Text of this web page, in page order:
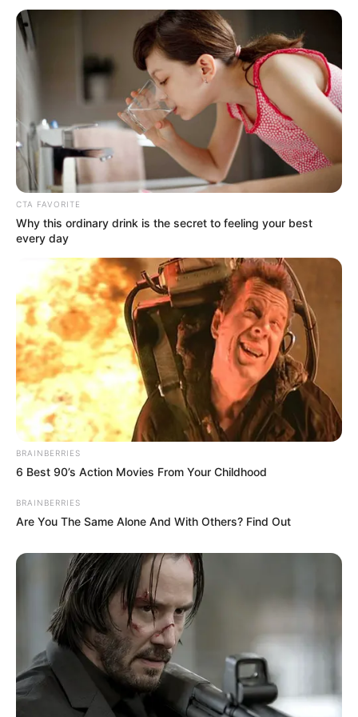
Δεν χρωστάμε σε κανέναν, αυτοί...
Η επιστήμη θα πρέπει να
ανήκει στους ανθρώπους και
όχι στο Νταβός...
ΓΙΑΤΙ ΑΠΟΦΑΣΗΣΑ ΝΑ
ΓΡΑΨΩ
ΠΟΙΟΣ ΣΚΟΤΩΣΕ ΤΟΝ
ΚΑΠΟΔΙΣΤΡΙΑ;;[Η δολοφονία
του Καποδίστρια – Ποιοι
ήταν οι πραγματικοί...
Υγειονομικοί: Επιστολή-
κόλαφος στην επέτειο των
αναστολών..
Email address:
CTA FAVORITE
Why this ordinary drink is the secret to feeling your best
every day
BRAINBERRIES
6 Best 90’s Action Movies From Your Childhood
BRAINBERRIES
Are You The Same Alone And With Others? Find Out